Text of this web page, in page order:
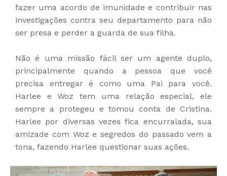
fazer uma acordo de imunidade e contribuir nas
investigações contra seu departamento para não
ser presa e perder a guarda de sua filha.
Não é uma missão fácil ser um agente duplo,
principalmente quando a pessoa que você
precisa entregar é como uma Pai para você.
Harlee e Woz tem uma relação especial, ele
sempre a protegeu e tomou conta de Cristina.
Harlee por diversas vezes fica encurralada, sua
amizade com Woz e segredos do passado vem a
tona, fazendo Harlee questionar suas ações.